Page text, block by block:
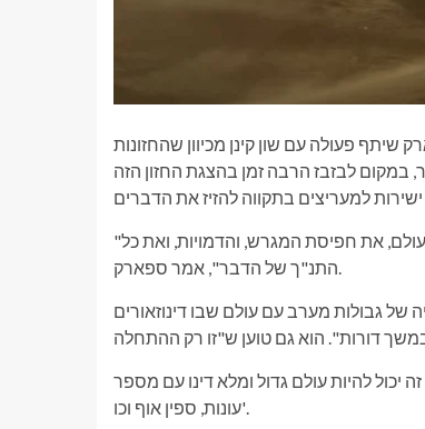
שיתף פעולה עם שון קינן מכיוון שהחזונות
במקום לבזבז הרבה זמן בהצגת החזון הזה
"כתבתי את העונה הראשונה ומספר עונות שיבואו אחריו ואיך הייתי עושה את העולם, את חפיסת המגרש, והדמויות, ואת כל
התנ"ך של הדבר", אמר ספארק.
של גבולות מערב עם עולם שבו דינוזאורים
יכול להיות עולם גדול ומלא דינו עם מספר
עונות, ספין אוף וכו'.